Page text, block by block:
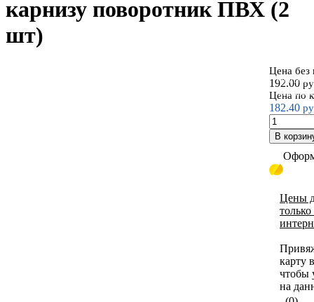
карнизу поворотник ПВХ (2
шт)
Цена без
192.00
Цена по
182.40
В
Цены
карту
чтобы
на